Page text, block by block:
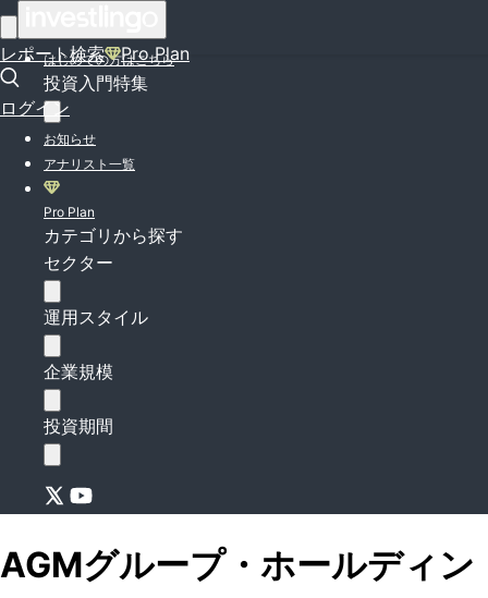
レポート検索 Pro Plan
ログイン
はじめての方はこちら
投資入門特集
お知らせ
アナリスト一覧
Pro Plan
カテゴリから探す
セクター
運用スタイル
企業規模
投資期間
AGMグループ・ホールディン